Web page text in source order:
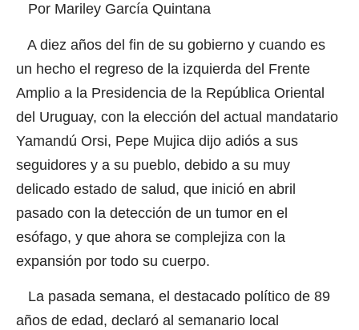
Por Mariley García Quintana
A diez años del fin de su gobierno y cuando es
un hecho el regreso de la izquierda del Frente
Amplio a la Presidencia de la República Oriental
del Uruguay, con la elección del actual mandatario
Yamandú Orsi, Pepe Mujica dijo adiós a sus
seguidores y a su pueblo, debido a su muy
delicado estado de salud, que inició en abril
pasado con la detección de un tumor en el
esófago, y que ahora se complejiza con la
expansión por todo su cuerpo.
La pasada semana, el destacado político de 89
años de edad, declaró al semanario local